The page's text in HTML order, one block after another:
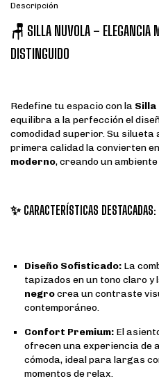
Descripción
🪑 SILLA NUVOLA – ELEGANCIA
DISTINGUIDO
Redefine tu espacio con la Silla
equilibra a la perfección el
comodidad superior. Su silueta
primera calidad la convierten
moderno, creando un
✨CARACTERÍSTICAS DESTACADAS:
Diseño Sofisticado: La
tapizados en un tono claro y
negrocrea un contraste
contemporáneo.
Confort Premium: El
ofrecen una experiencia de
cómoda, ideal para largas
momentos de relax.